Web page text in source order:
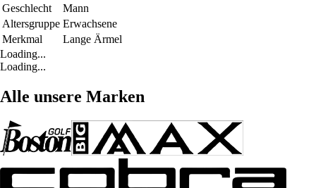
Geschlecht
Mann
Altersgruppe Erwachsene
Merkmal
Lange Ärmel
Loading...
Loading...
Alle unsere Marken